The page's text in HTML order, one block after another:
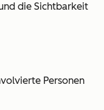
die Sichtbarkeit
Personen